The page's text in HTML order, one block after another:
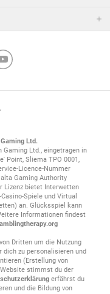
es sowohl die
antreiben. So
kannst du zwischen
entscheiden.
ein oder beteilige
egal ob beim
oder
du mit Systemwetten:
treffen, damit du am
kannst. Schau am
vorbei
Ltd.
Gaming Ltd., eingetragen in
Point, Sliema TPO 0001,
Licence-Nummer
Gaming Authority
Lizenz bietet Interwetten
Spiele und Virtual
an. Glücksspiel kann
Informationen findest
Dritten um die Nutzung
dich zu personalisieren und
(Erstellung von
stimmst du der
erfährst du
und die Bildung von